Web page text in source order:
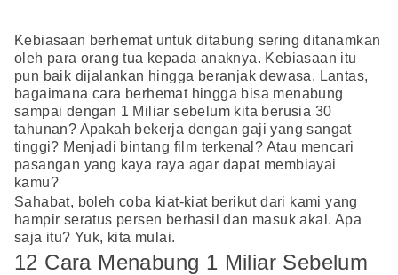
Kebiasaan berhemat untuk ditabung sering ditanamkan
oleh para orang tua kepada anaknya. Kebiasaan itu
pun baik dijalankan hingga beranjak dewasa. Lantas,
bagaimana cara berhemat hingga bisa menabung
sampai dengan 1 Miliar sebelum kita berusia 30
tahunan? Apakah bekerja dengan gaji yang sangat
tinggi? Menjadi bintang film terkenal? Atau mencari
pasangan yang kaya raya agar dapat membiayai
kamu?
Sahabat, boleh coba kiat-kiat berikut dari kami yang
hampir seratus persen berhasil dan masuk akal. Apa
saja itu? Yuk, kita mulai.
12 Cara Menabung 1 Miliar Sebelum